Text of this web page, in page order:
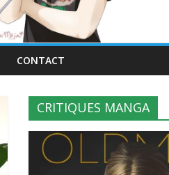
CONTACT
CRITIQUES MANGA